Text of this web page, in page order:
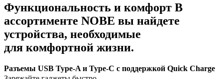
Функциональность и комфорт В
ассортименте NOBE вы найдете
устройства, необходимые
для комфортной жизни.
Разъемы USB Type-A и Type-C с поддержкой Quick Charge